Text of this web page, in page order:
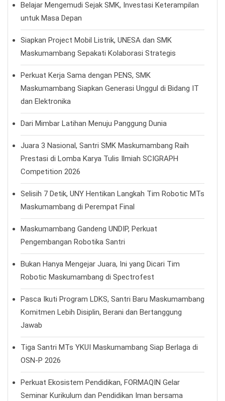
Belajar Mengemudi Sejak SMK, Investasi Keterampilan
untuk Masa Depan
Siapkan Project Mobil Listrik, UNESA dan SMK
Maskumambang Sepakati Kolaborasi Strategis
Perkuat Kerja Sama dengan PENS, SMK
Maskumambang Siapkan Generasi Unggul di Bidang IT
dan Elektronika
Dari Mimbar Latihan Menuju Panggung Dunia
Juara 3 Nasional, Santri SMK Maskumambang Raih
Prestasi di Lomba Karya Tulis Ilmiah SCIGRAPH
Competition 2026
Selisih 7 Detik, UNY Hentikan Langkah Tim Robotic MTs
Maskumambang di Perempat Final
Maskumambang Gandeng UNDIP, Perkuat
Pengembangan Robotika Santri
Bukan Hanya Mengejar Juara, Ini yang Dicari Tim
Robotic Maskumambang di Spectrofest
Pasca Ikuti Program LDKS, Santri Baru Maskumambang
Komitmen Lebih Disiplin, Berani dan Bertanggung
Jawab
Tiga Santri MTs YKUI Maskumambang Siap Berlaga di
OSN-P 2026
Perkuat Ekosistem Pendidikan, FORMAQIN Gelar
Seminar Kurikulum dan Pendidikan Iman bersama